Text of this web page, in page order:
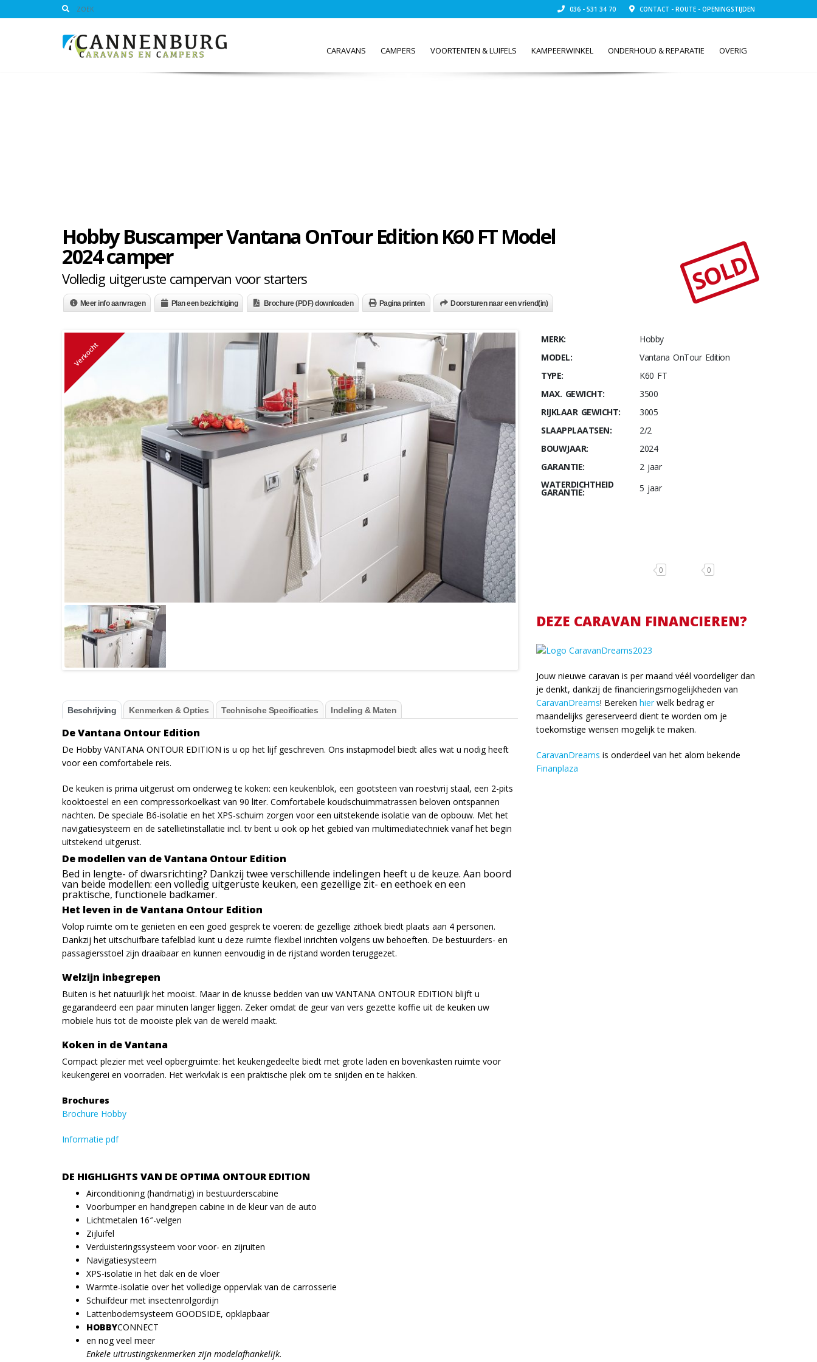
036 - 531 34 70 CONTACT - ROUTE - OPENINGSTIJDEN
CARAVANS CAMPERS VOORTENTEN & LUIFELS KAMPEERWINKEL ONDERHOUD & REPARATIE OVERIG
Hobby Buscamper Vantana OnTour Edition K60 FT Model
2024 camper
Volledig uitgeruste campervan voor starters SOLD
Meer info aanvragen Plan een bezichtiging Brochure (PDF) downloaden Pagina printen Doorsturen naar een vriend(in)
Verkocht
Beschrijving Kenmerken & Opties Technische Specificaties Indeling & Maten
De Vantana Ontour Edition
De Hobby VANTANA ONTOUR EDITION is u op het lijf geschreven. Ons instapmodel biedt alles wat u nodig heeft
voor een comfortabele reis.
De keuken is prima uitgerust om onderweg te koken: een keukenblok, een gootsteen van roestvrij staal, een 2-pits
kooktoestel en een compressorkoelkast van 90 liter. Comfortabele koudschuimmatrassen beloven ontspannen
nachten. De speciale B6-isolatie en het XPS-schuim zorgen voor een uitstekende isolatie van de opbouw. Met het
navigatiesysteem en de satellietinstallatie incl. tv bent u ook op het gebied van multimediatechniek vanaf het begin
uitstekend uitgerust.
De modellen van de Vantana Ontour Edition
Bed in lengte- of dwarsrichting? Dankzij twee verschillende indelingen heeft u de keuze. Aan boord
van beide modellen: een volledig uitgeruste keuken, een gezellige zit- en eethoek en een
praktische, functionele badkamer.
Het leven in de Vantana Ontour Edition
Volop ruimte om te genieten en een goed gesprek te voeren: de gezellige zithoek biedt plaats aan 4 personen.
Dankzij het uitschuifbare tafelblad kunt u deze ruimte flexibel inrichten volgens uw behoeften. De bestuurders- en
passagiersstoel zijn draaibaar en kunnen eenvoudig in de rijstand worden teruggezet.
Welzijn inbegrepen
Buiten is het natuurlijk het mooist. Maar in de knusse bedden van uw VANTANA ONTOUR EDITION blijft u
gegarandeerd een paar minuten langer liggen. Zeker omdat de geur van vers gezette koffie uit de keuken uw
mobiele huis tot de mooiste plek van de wereld maakt.
Koken in de Vantana
Compact plezier met veel opbergruimte: het keukengedeelte biedt met grote laden en bovenkasten ruimte voor
keukengerei en voorraden. Het werkvlak is een praktische plek om te snijden en te hakken.
Brochures
Brochure Hobby
Informatie pdf
DE HIGHLIGHTS VAN DE OPTIMA ONTOUR EDITION
Airconditioning (handmatig) in bestuurderscabine
Voorbumper en handgrepen cabine in de kleur van de auto
Lichtmetalen 16″-velgen
Zijluifel
Verduisteringssysteem voor voor- en zijruiten
Navigatiesysteem
XPS-isolatie in het dak en de vloer
Warmte-isolatie over het volledige oppervlak van de carrosserie
Schuifdeur met insectenrolgordijn
Lattenbodemsysteem GOODSIDE, opklapbaar
HOBBYCONNECT
en nog veel meer
Enkele uitrustingskenmerken zijn modelafhankelijk.
MERK:
Hobby
MODEL:
Vantana OnTour Edition
TYPE:
K60 FT
MAX. GEWICHT:
3500
RIJKLAAR GEWICHT:
3005
SLAAPPLAATSEN:
2/2
BOUWJAAR:
2024
GARANTIE:
2 jaar
WATERDICHTHEID
GARANTIE: 5 jaar
0 0
DEZE CARAVAN FINANCIEREN?
Jouw nieuwe caravan is per maand véél voordeliger dan
je denkt, dankzij de financieringsmogelijkheden van
CaravanDreams! Bereken hierwelk bedrag er
maandelijks gereserveerd dient te worden om je
toekomstige wensen mogelijk te maken.
CaravanDreams is onderdeel van het alom bekende
Finanplaza